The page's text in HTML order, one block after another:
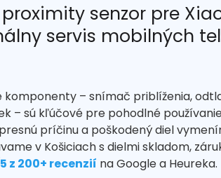
senzor pre
servis mobilných
komponenty – snímač priblíženia,
– sú kľúčové pre pohodlné
príčinu a poškodený diel
v Košiciach s dielmi skladom,
z 200+ recenzií na Google a Heureka.